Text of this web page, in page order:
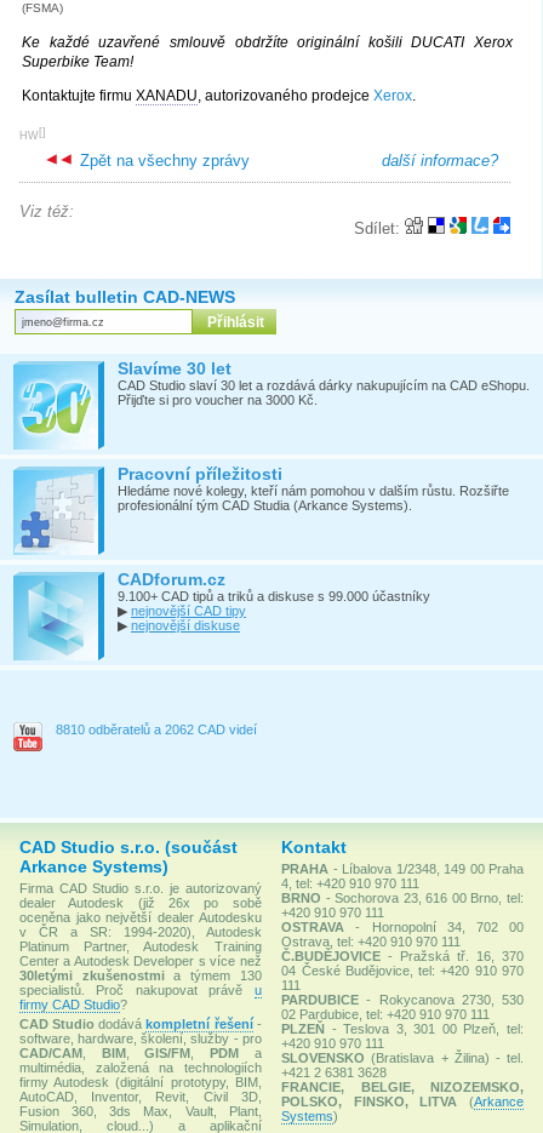
(FSMA)
Ke každé uzavřené smlouvě obdržíte originální košili DUCATI Xerox
Superbike Team!
Kontaktujte firmu XANADU, autorizovaného prodejce Xerox.
[
HW ]
další informace?
Zpět na všechny zprávy
Sdílet:
Viz též:
Zasílat bulletin CAD-NEWS
Slavíme 30 let
CAD Studio slaví 30 let a rozdává dárky nakupujícím na CAD eShopu.
Přijďte si pro voucher na 3000 Kč.
Pracovní příležitosti
Hledáme nové kolegy, kteří nám pomohou v dalším růstu. Rozšiřte
profesionální tým CAD Studia (Arkance Systems).
CADforum.cz
9.100+ CAD tipů a triků a diskuse s 99.000 účastníky
▶ nejnovější CAD tipy
▶ nejnovější diskuse
8810 odběratelů a 2062 CAD videí
CAD Studio s.r.o. (součást
Arkance Systems)
Firma CAD Studio s.r.o. je autorizovaný
dealer Autodesk (již 26x po sobě
oceněna jako největší dealer Autodesku
v ČR a SR: 1994-2020), Autodesk
Platinum Partner, Autodesk Training
Center a Autodesk Developer s více než
30letými zkušenostmia týmem 130
specialistů. Proč nakupovat právě u
firmy CAD Studio?
CAD Studio dodává kompletní řešení-
software, hardware, školení, služby - pro
CAD/CAM
BIM ,GIS/FM PDM
a
multimédia, založená na technologiích
firmy Autodesk (digitální prototypy, BIM,
AutoCAD, Inventor, Revit, Civil 3D,
Fusion 360, 3ds Max, Vault, Plant,
Simulation, cloud...) a aplikační
Kontakt
PRAHA - Líbalova 1/2348, 149 00 Praha
4, tel: +420 910 970 111
BRNO - Sochorova 23, 616 00 Brno, tel:
+420 910 970 111
OSTRAVA
- Hornopolní 34, 702 00
Ostrava, tel: +420 910 970 111
Č.BUDĚJOVICE - Pražská tř. 16, 370
04 České Budějovice, tel: +420 910 970
111
PARDUBICE - Rokycanova 2730, 530
02 Pardubice, tel: +420 910 970 111
PLZEŇ
- Teslova 3, 301 00 Plzeň, tel:
+420 910 970 111
SLOVENSKO (Bratislava + Žilina) - tel.
+421 2 6381 3628
FRANCIE, BELGIE, NIZOZEMSKO,
POLSKO, FINSKO, LITVA
(Arkance
Systems)